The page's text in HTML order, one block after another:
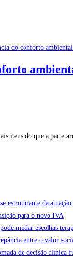
itens do que a parte
estruturante da
para o novo IVA
mudar escolhas
entre o valor
de decisão clínica